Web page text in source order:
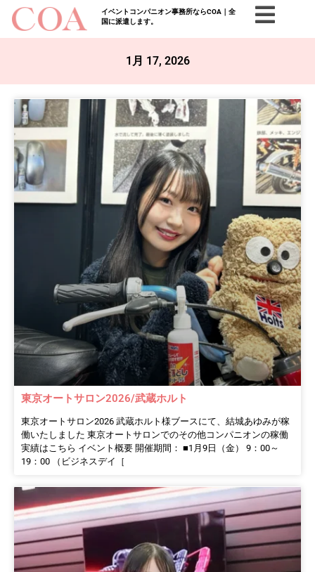
イベントコンパニオン事務所ならCOA｜全
国に派遣します。
1月 17, 2026
東京オートサロン2026/武蔵ホルト
東京オートサロン2026 武蔵ホルト様ブースにて、結城あゆみが稼
働いたしました 東京オートサロンでのその他コンパニオンの稼働
実績はこちら イベント概要 開催期間： ■1月9日（金） 9：00～
19：00 （ビジネスデイ［